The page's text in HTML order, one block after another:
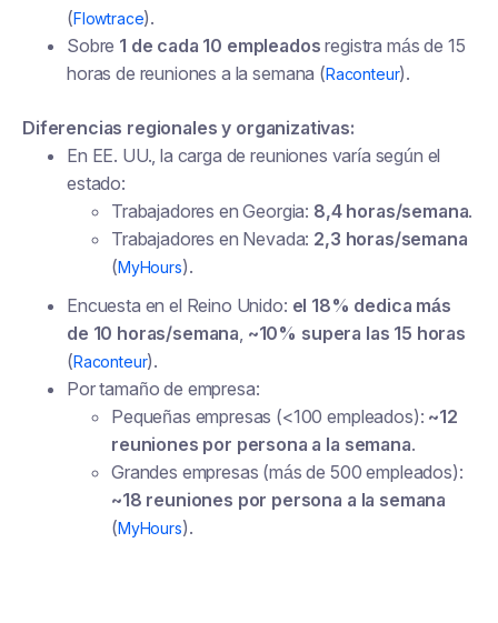
(Flowtrace).
Sobre 1 de cada 10 empleados registra más de 15
horas de reuniones a la semana (Raconteur).
Diferencias regionales y organizativas:
En EE. UU., la carga de reuniones varía según el
estado:
Trabajadores en Georgia: 8,4 horas/semana.
Trabajadores en Nevada: 2,3 horas/semana
(MyHours).
Encuesta en el Reino Unido: el 18% dedica más
de 10 horas/semana, ~10% supera las 15 horas
(Raconteur).
Por tamaño de empresa:
Pequeñas empresas (<100 empleados): ~12
reuniones por persona a la semana.
Grandes empresas (más de 500 empleados):
~18 reuniones por persona a la semana
(MyHours).